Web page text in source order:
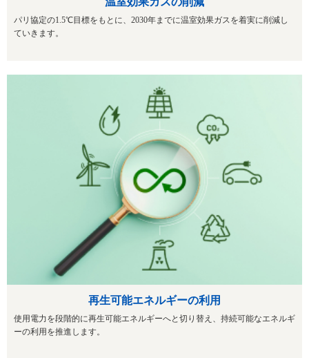
パリ協定の1.5℃目標をもとに、2030年までに温室効果ガスを着実に削減し
ていきます。
再生可能エネルギーの利用
使用電力を段階的に再生可能エネルギーへと切り替え、持続可能なエネルギ
ーの利用を推進します。